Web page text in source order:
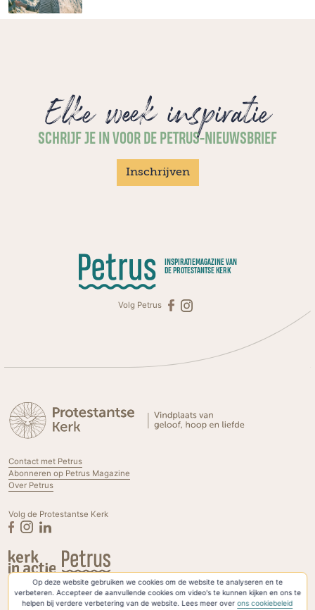
Op deze website gebruiken we cookies om de website te analyseren en te
verbeteren. Accepteer de aanvullende cookies om video's te kunnen kijken en ons te
helpen bij verdere verbetering van de website. Lees meer overons cookiebeleid
Elke week inspiratie
SCHRIJF JE IN VOOR DE PETRUS-NIEUWSBRIEF
Inschrijven
INSPIRATIEMAGAZINE VAN
DE PROTESTANTSE KERK
Volg Petrus
Contact met Petrus
Abonneren op Petrus Magazine
Over Petrus
Volg de Protestantse Kerk
Privacyverklaring & Cookies